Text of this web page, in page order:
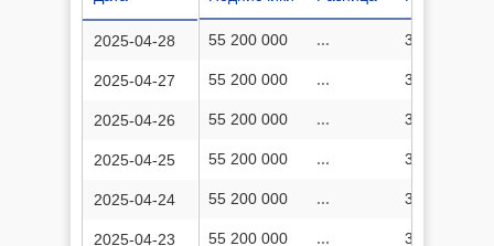
55 200 000 ... 35 492 406
55 200 000 ... 35 485 135
55 200 000 ... 35 478 308
55 200 000 ... 35 471 855
55 200 000 ... 35 464 939
55 200 000 ... 35 458 610
2025-04-28
2025-04-27
2025-04-26
2025-04-25
2025-04-24
2025-04-23